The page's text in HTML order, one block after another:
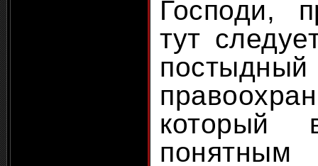
Господи,
тут